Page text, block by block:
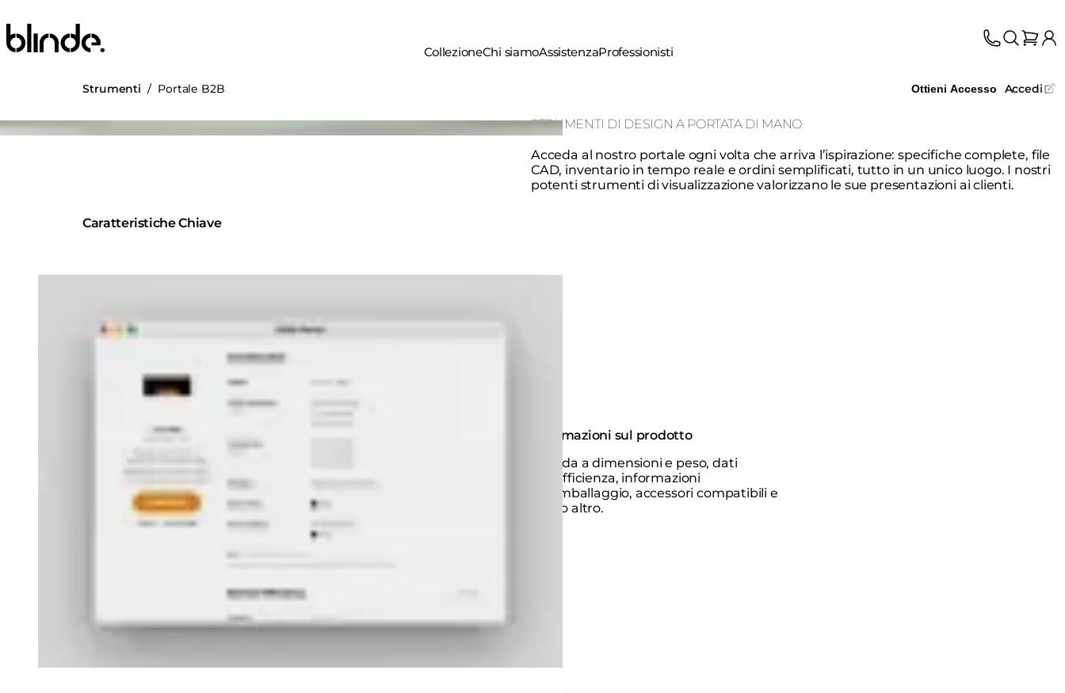
Blinde Design
CollezioneChi siamoAssistenzaProfessionisti
Strumenti / Portale B2B Ottieni Accesso Accedi
image... STRUMENTI DI DESIGN A PORTATA DI MANO
Acceda al nostro portale ogni volta che arriva l’ispirazione: specifiche complete, file
CAD, inventario in tempo reale e ordini semplificati, tutto in un unico luogo. I nostri
potenti strumenti di visualizzazione valorizzano le sue presentazioni ai clienti.
Caratteristiche Chiave
Informazioni sul prodotto
Acceda a dimensioni e peso, dati
sull’efficienza, informazioni
sull’imballaggio, accessori compatibili e
molto altro.